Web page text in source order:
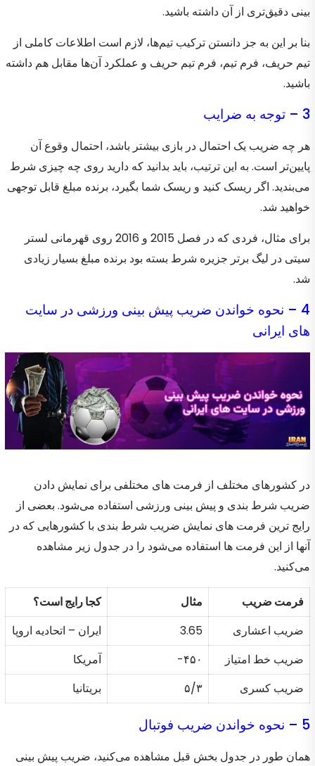
بینی دقیق‌تری از آن داشته باشید.
بنا بر این به جز دانستن ترکیب تیم‌ها، لازم است اطلاعات کاملی از
تیم حریف، فرم تیم، فرم تیم حریف و عملکرد آن‌ها مقابل هم داشته
باشید.
3 – توجه به ضرایب
هر چه ضریب یک احتمال در بازی بیشتر باشد، احتمال وقوع آن
پایین‌تر است. به این ترتیب، باید بدانید که دارید روی چه چیزی شرط
می‌بندید. اگر ریسک کنید و ریسک شما بگیرد، برنده مبلغ قابل توجهی
خواهید شد.
برای مثال، فردی که در فصل 2015 و 2016 روی قهرمانی لستر
سیتی در لیگ برتر جزیره شرط بسته بود برنده مبلغ بسیار زیادی
شد.
4 – نحوه خواندن ضریب پیش بینی ورزشی در سایت
های ایرانی
در کشورهای مختلف از فرمت های مختلفی برای نمایش دادن
ضریب شرط بندی و پیش بینی ورزشی استفاده می‌شود. بعضی از
رایج ترین فرمت های نمایش ضریب شرط بندی با کشورهایی که در
آنها از این فرمت ها استفاده می‌شود را در جدول زیر مشاهده
می‌کنید.
فرمت ضریب مثال
کجا رایج است؟
ضریب اعشاری
3.65
ایران – اتحادیه اروپا
ضریب خط امتیاز
۴۵۰-
آمریکا
ضریب کسری
۵/۳ بریتانیا
5 – نحوه خواندن ضریب فوتبال
همان طور در جدول بخش قبل مشاهده می‌کنید، ضریب پیش بینی